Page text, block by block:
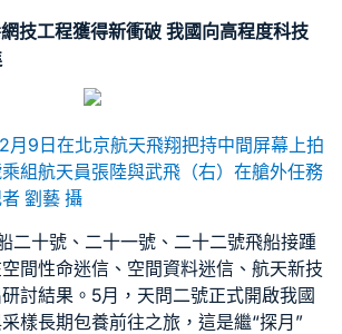
技工程獲得新衝破 我國向高程度科技
月9日在北京航天飛翔把持中間屏幕上拍
組航天員張陸與武飛（右）在艙外任務
劉藝 攝
二十號、二十一號、二十二號飛船接踵
間性命迷信、空間資料迷信、航天新技
討結果。5月，天問二號正式開啟我國
樣長期包養前往之旅，這是繼“探月”